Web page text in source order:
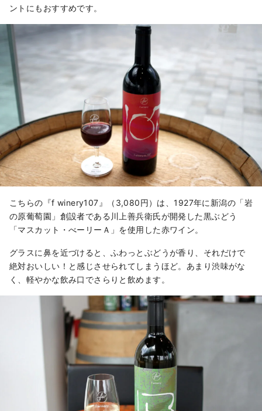
ントにもおすすめです。
こちらの『f winery107』（3,080円）は、1927年に新潟の「岩
の原葡萄園」創設者である川上善兵衛氏が開発した黒ぶどう
「マスカット・べーリーＡ」を使用した赤ワイン。
グラスに鼻を近づけると、ふわっとぶどうが香り、それだけで
絶対おいしい！と感じさせられてしまうほど。あまり渋味がな
く、軽やかな飲み口でさらりと飲めます。